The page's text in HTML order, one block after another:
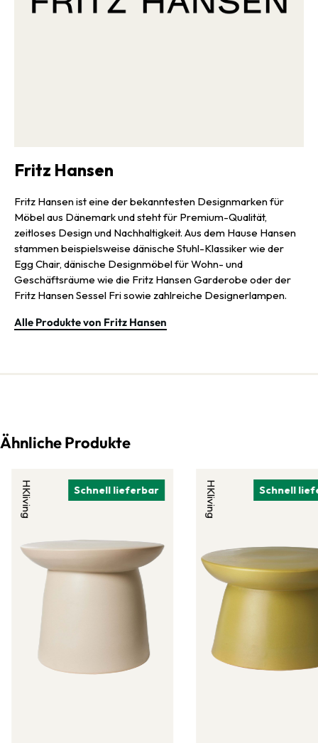
Fritz Hansen
Fritz Hansen ist eine der bekanntesten Designmarken für
Möbel aus Dänemark und steht für Premium-Qualität,
zeitloses Design und Nachhaltigkeit. Aus dem Hause Hansen
stammen beispielsweise dänische Stuhl-Klassiker wie der
Egg Chair, dänische Designmöbel für Wohn- und
Geschäftsräume wie die Fritz Hansen Garderobe oder der
Fritz Hansen Sessel Fri sowie zahlreiche Designerlampen.
Alle Produkte von Fritz Hansen
Ähnliche Produkte
Schnell lieferbar
HKliving Schnell
HKliving